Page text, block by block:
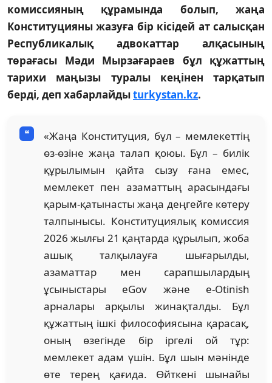
комиссияның құрамында болып, жаңа
Конституцияны жазуға бір кісідей ат салысқан
Республикалық адвокаттар алқасының
төрағасы Мәди Мырзағараев бұл құжаттың
тарихи маңызы туралы кеңінен тарқатып
берді, деп хабарлайдыturkystan.kz.
«Жаңа Конституция, бұл – мемлекеттің
өз-өзіне жаңа талап қоюы. Бұл – билік
құрылымын қайта сызу ғана емес,
мемлекет пен азаматтың арасындағы
қарым-қатынасты жаңа деңгейге көтеру
талпынысы. Конституциялық комиссия
2026 жылғы 21 қаңтарда құрылып, жоба
ашық талқылауға шығарылды,
азаматтар мен сарапшылардың
ұсыныстары eGov және e-Otinish
арналары арқылы жинақталды. Бұл
құжаттың ішкі философиясына қарасақ,
оның өзегінде бір іргелі ой тұр:
мемлекет адам үшін. Бұл шын мәнінде
өте терең қағида. Өйткені шынайы